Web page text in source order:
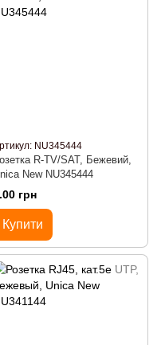
NU345444
R-TV/SAT, Бежевий,
New NU345444
грн
Купити